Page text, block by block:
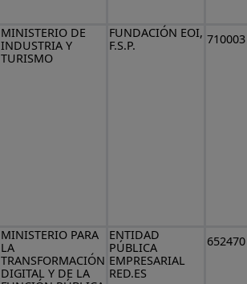
MINISTERIO DE
INDUSTRIA Y
TURISMO
FUNDACIÓN EOI,
F.S.P.
710003
MINISTERIO PARA
LA
TRANSFORMACIÓN
DIGITAL Y DE LA
ENTIDAD
PÚBLICA
EMPRESARIAL
RED.ES
652470